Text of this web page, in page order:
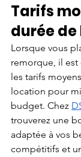
Tarifs
durée
Lorsque vous
remorque, il
les tarifs
location pour
budget. Chez
trouverez une
adaptée à vos
compétitifs et